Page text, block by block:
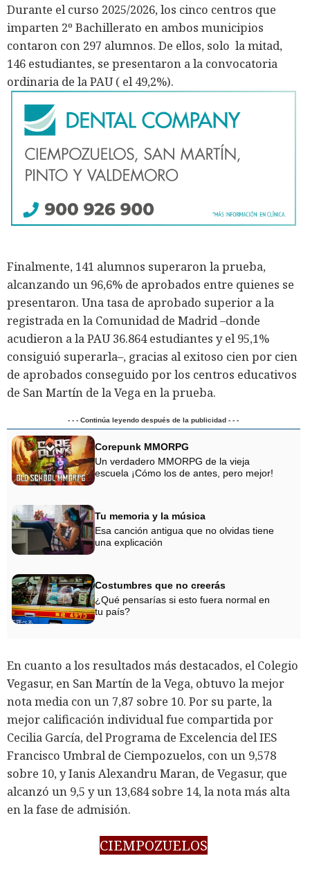
Durante el curso 2025/2026, los cinco centros que
imparten 2º Bachillerato en ambos municipios
contaron con 297 alumnos. De ellos, solo la mitad,
146 estudiantes, se presentaron a la convocatoria
ordinaria de la PAU ( el 49,2%).
Finalmente, 141 alumnos superaron la prueba,
alcanzando un 96,6% de aprobados entre quienes se
presentaron. Una tasa de aprobado superior a la
registrada en la Comunidad de Madrid –donde
acudieron a la PAU 36.864 estudiantes y el 95,1%
consiguió superarla–, gracias al exitoso cien por cien
de aprobados conseguido por los centros educativos
de San Martín de la Vega en la prueba.
- - - Continúa leyendo después de la publicidad - - -
Corepunk MMORPG
Un verdadero MMORPG de la vieja
escuela ¡Cómo los de antes, pero mejor!
Tu memoria y la música
Esa canción antigua que no olvidas tiene
una explicación
Costumbres que no creerás
¿Qué pensarías si esto fuera normal en
tu país?
En cuanto a los resultados más destacados, el Colegio
Vegasur, en San Martín de la Vega, obtuvo la mejor
nota media con un 7,87 sobre 10. Por su parte, la
mejor calificación individual fue compartida por
Cecilia García, del Programa de Excelencia del IES
Francisco Umbral de Ciempozuelos, con un 9,578
sobre 10, y Ianis Alexandru Maran, de Vegasur, que
alcanzó un 9,5 y un 13,684 sobre 14, la nota más alta
en la fase de admisión.
CIEMPOZUELOS